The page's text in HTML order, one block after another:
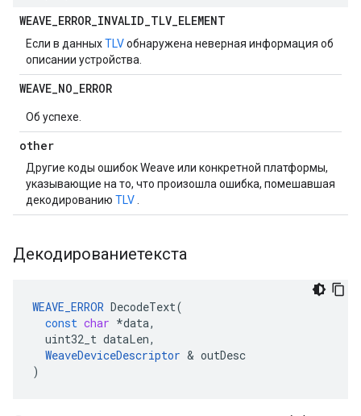
WEAVE_ERROR_INVALID_TLV_ELEMENT
Если в данныхTLVобнаружена неверная информация об
описании устройства.
WEAVE_NO_ERROR
Об успехе.
other
Другие коды ошибок Weave или конкретной платформы,
указывающие на то, что произошла ошибка, помешавшая
декодированию TLV
Декодированиетекста
WEAVE_ERROR DecodeText(
const char *data,
uint32_t dataLen,
WeaveDeviceDescriptor & outDesc
)